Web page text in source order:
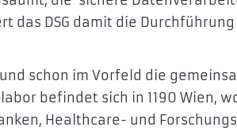
das DSG damit die
schon im Vorfeld die
befindet sich in 1190 Wien,
Healthcare- und